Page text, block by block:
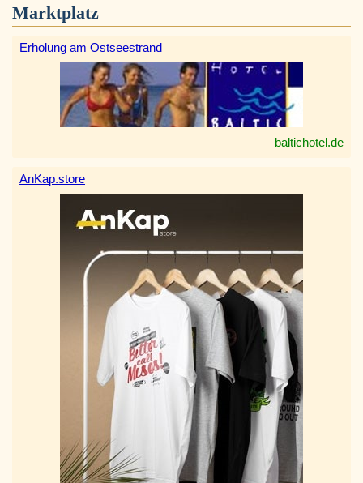
Marktplatz
Erholung am Ostseestrand
baltichotel.de
AnKap.store